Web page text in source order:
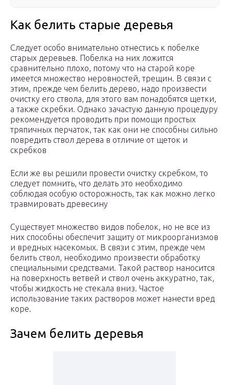
Как белить старые деревья
Следует особо внимательно отнестись к побелке
старых деревьев. Побелка на них ложится
сравнительно плохо, потому что на старой коре
имеется множество неровностей, трещин. В связи с
этим, прежде чем белить дерево, надо произвести
очистку его ствола, для этого вам понадобятся щетки,
а также скребки. Однако зачастую данную процедуру
рекомендуется проводить при помощи простых
тряпичных перчаток, так как они не способны сильно
повредить ствол дерева в отличие от щеток и
скребков
Если же вы решили провести очистку скребком, то
следует помнить, что делать это необходимо
соблюдая особую осторожность, так как можно легко
травмировать древесину
Существует множество видов побелок, но не все из
них способны обеспечит защиту от микроорганизмов
и вредных насекомых. В связи с этим, прежде чем
белить ствол, необходимо произвести обработку
специальными средствами. Такой раствор наносится
на поверхность ветвей и ствол очень аккуратно, так,
чтобы жидкость не стекала вниз. Частое
использование таких растворов может нанести вред
коре.
Зачем белить деревья